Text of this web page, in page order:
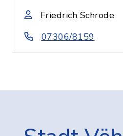
Friedrich Schrode
07306/8159